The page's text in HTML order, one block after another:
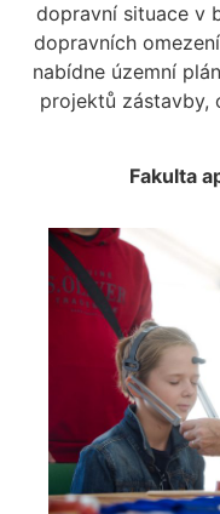
dopravní situace v
dopravních
nabídne územní
projektů zástavby,
Fakulta